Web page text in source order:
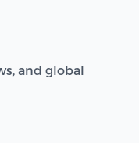
and global